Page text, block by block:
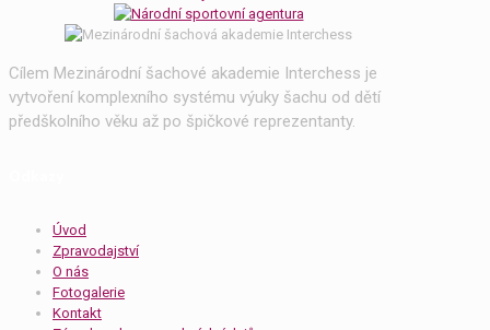
Cílem Mezinárodní šachové akademie Interchess je
vytvoření komplexního systému výuky šachu od dětí
předškolního věku až po špičkové reprezentanty.
Úvod
Zpravodajství
O nás
Fotogalerie
Kontakt